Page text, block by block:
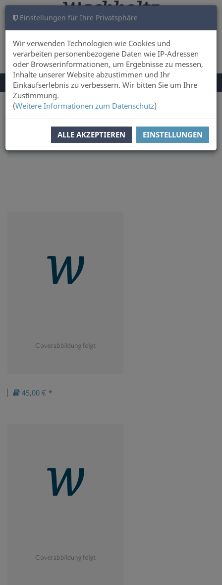
Einstellungen für Ihre Privatsphäre
Wir verwenden Technologien wie Cookies und
verarbeiten personenbezogene Daten wie IP-Adressen
oder Browserinformationen, um Ergebnisse zu messen,
Inhalte unserer Website abzustimmen und Ihr
Einkaufserlebnis zu verbessern. Wir bitten Sie um Ihre
Zustimmung.
(Weitere Informationen zum Datenschutz)
ALLE AKZEPTIEREN EINSTELLUNGEN
ANMELDEN WARENKORB 0
NAVIGATION
UMSCHALTEN
Menü
Sie sind hier: Literatur
SORTIERUNG: AUTOREN
45,00 € *